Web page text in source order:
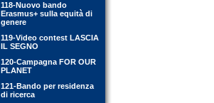
118-Nuovo bando
Erasmus+ sulla equità di
genere
119-Video contest LASCIA
IL SEGNO
120-Campagna FOR OUR
PLANET
121-Bando per residenza
di ricerca